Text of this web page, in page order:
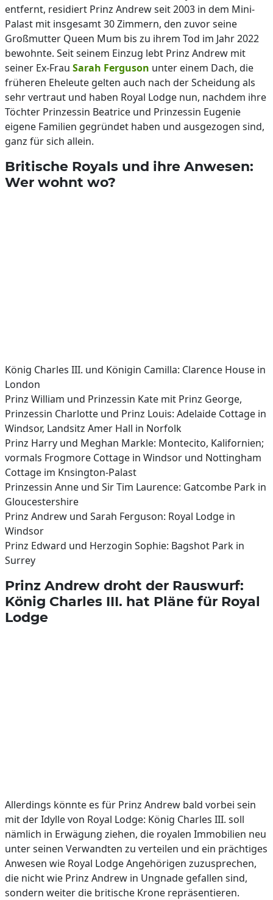
entfernt, residiert Prinz Andrew seit 2003 in dem Mini-
Palast mit insgesamt 30 Zimmern, den zuvor seine
Großmutter Queen Mum bis zu ihrem Tod im Jahr 2022
bewohnte. Seit seinem Einzug lebt Prinz Andrew mit
seiner Ex-Frau Sarah Ferguson unter einem Dach, die
früheren Eheleute gelten auch nach der Scheidung als
sehr vertraut und haben Royal Lodge nun, nachdem ihre
Töchter Prinzessin Beatrice und Prinzessin Eugenie
eigene Familien gegründet haben und ausgezogen sind,
ganz für sich allein.
Britische Royals und ihre Anwesen:
Wer wohnt wo?
König Charles III. und Königin Camilla: Clarence House in
London
Prinz William und Prinzessin Kate mit Prinz George,
Prinzessin Charlotte und Prinz Louis: Adelaide Cottage in
Windsor, Landsitz Amer Hall in Norfolk
Prinz Harry und Meghan Markle: Montecito, Kalifornien;
vormals Frogmore Cottage in Windsor und Nottingham
Cottage im Knsington-Palast
Prinzessin Anne und Sir Tim Laurence: Gatcombe Park in
Gloucestershire
Prinz Andrew und Sarah Ferguson: Royal Lodge in
Windsor
Prinz Edward und Herzogin Sophie: Bagshot Park in
Surrey
Prinz Andrew droht der Rauswurf:
König Charles III. hat Pläne für Royal
Lodge
Allerdings könnte es für Prinz Andrew bald vorbei sein
mit der Idylle von Royal Lodge: König Charles III. soll
nämlich in Erwägung ziehen, die royalen Immobilien neu
unter seinen Verwandten zu verteilen und ein prächtiges
Anwesen wie Royal Lodge Angehörigen zuzusprechen,
die nicht wie Prinz Andrew in Ungnade gefallen sind,
sondern weiter die britische Krone repräsentieren.